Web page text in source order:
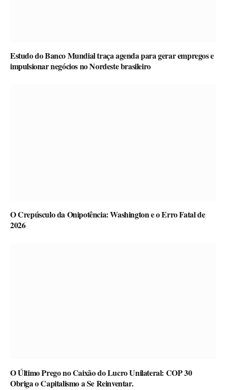
Estudo do Banco Mundial traça agenda para gerar empregos e
impulsionar negócios no Nordeste brasileiro
O Crepúsculo da Onipotência: Washington e o Erro Fatal de
2026
O Último Prego no Caixão do Lucro Unilateral: COP 30
Obriga o Capitalismo a Se Reinventar.